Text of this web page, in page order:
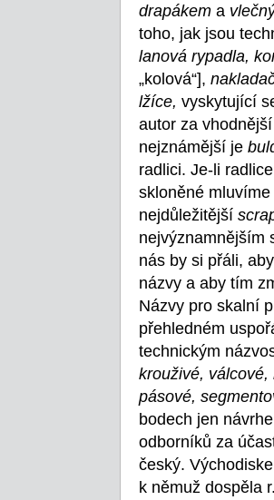
drapákem a
toho, jak jsou
lanová rypadla,
„kolová“],
lžíce, vyskytující
autor za
nejznámější je
radlici. Je-li
skloněné
nejdůležitější
nejvýznamnějším
nás by si přáli,
názvy a aby tím
Názvy pro skalní
přehledném
technickým
krouživé,
pásové,
bodech jen
odborníků za
český.
k němuž dospěla